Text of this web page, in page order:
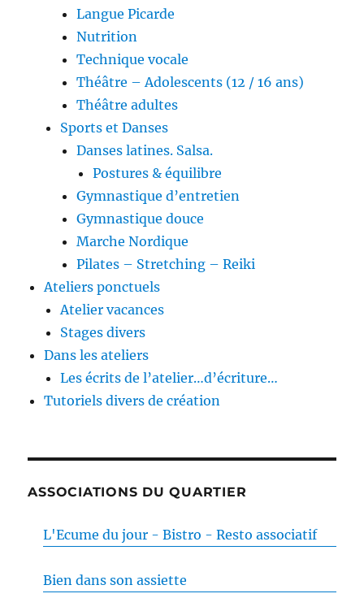
Langue Picarde
Nutrition
Technique vocale
Théâtre – Adolescents (12 / 16 ans)
Théâtre adultes
Sports et Danses
Danses latines. Salsa.
Postures & équilibre
Gymnastique d’entretien
Gymnastique douce
Marche Nordique
Pilates – Stretching – Reiki
Ateliers ponctuels
Atelier vacances
Stages divers
Dans les ateliers
Les écrits de l’atelier…d’écriture…
Tutoriels divers de création
ASSOCIATIONS DU QUARTIER
L'Ecume du jour - Bistro - Resto associatif
Bien dans son assiette